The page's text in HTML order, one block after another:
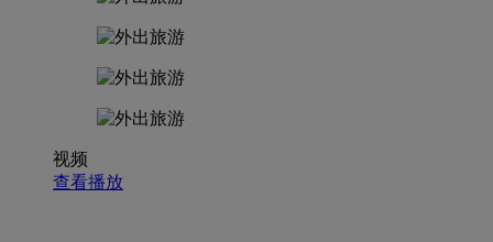
视频
查看播放